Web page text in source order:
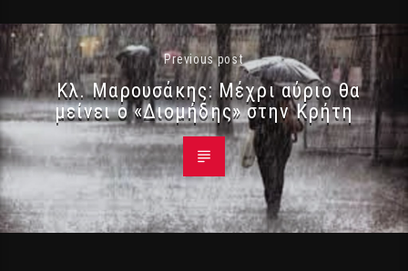
Previous post
Κλ. Μαρουσάκης: Μέχρι αύριο θα
μείνει ο «Διομήδης» στην Κρήτη